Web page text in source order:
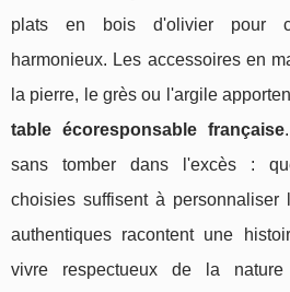
plats en bois d'olivier pour
harmonieux. Les accessoires en
la pierre, le grès ou l'argile
table écoresponsable française
sans tomber dans l'excès :
choisies suffisent à personnaliser
authentiques racontent une
vivre respectueux de la